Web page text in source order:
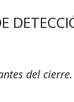
del cierre.